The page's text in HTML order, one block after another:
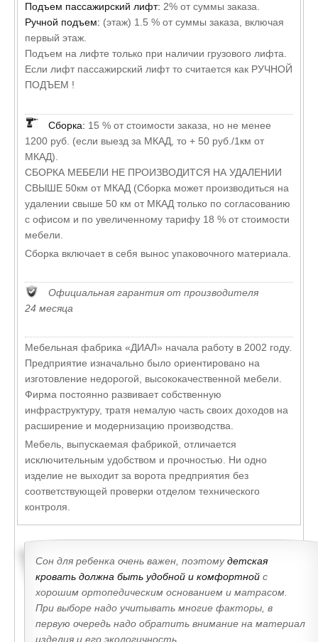
Подъем пассажирский лифт: 2% от суммы заказа.
Ручной подъем: (этаж) 1.5 % от суммы заказа, включая
первый этаж.
Подъем на лифте только при наличии грузового лифта.
Если лифт пассажирский лифт то считается как РУЧНОЙ
ПОДЪЕМ !
Сборка: 15 % от стоимости заказа, но не менее
1200 руб. (если выезд за МКАД, то + 50 руб./1км от
МКАД).
СБОРКА МЕБЕЛИ НЕ ПРОИЗВОДИТСЯ НА УДАЛЕНИИ
СВЫШЕ 50км от МКАД (Сборка может производиться на
удалении свыше 50 км от МКАД только по согласованию
с офисом и по увеличенному тарифу 18 % от стоимости
мебели.
Сборка включает в себя вынос упаковочного материала.
Официальная гарантия от производителя
24 месяца
Мебельная фабрика «ДИАЛ» начала работу в 2002 году.
Предприятие изначально было ориентировано на
изготовление недорогой, высококачественной мебели.
Фирма постоянно развивает собственную
инфраструктуру, тратя немалую часть своих доходов на
расширение и модернизацию производства.
Мебель, выпускаемая фабрикой, отличается
исключительным удобством и прочностью. Ни одно
изделие не выходит за ворота предприятия без
соответствующей проверки отделом технического
контроля.
Сон для ребенка очень важен, поэтомудетская
кровать должна быть удобной и комфортной с
хорошим ортопедическим основанием и матрасом.
При выборе надо учитывать многие факторы, в
первую очередь надо обратить внимание на материал
изделия и его экологичность.